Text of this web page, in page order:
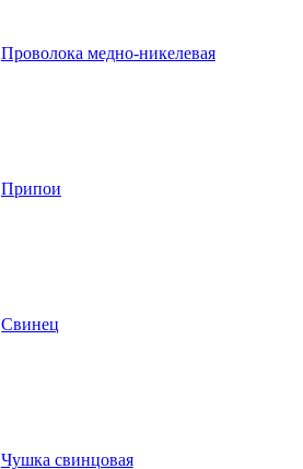
Проволока медно-никелевая
Припои
Свинец
Чушка свинцовая